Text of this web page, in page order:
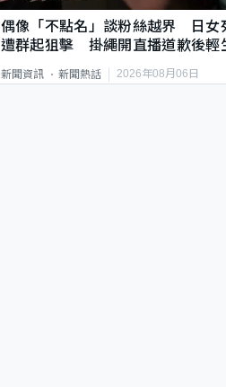
偶像「不點名」談粉絲越界 日女
遭群起狙擊 掛繩開直播道歉後輕
新聞資訊 新聞熱話 2026年08月06日